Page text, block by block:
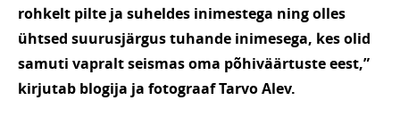
rohkelt pilte ja suheldes inimestega ning olles
ühtsed suurusjärgus tuhande inimesega, kes olid
samuti vapralt seismas oma põhiväärtuste eest,”
kirjutab blogija ja fotograaf Tarvo Alev.